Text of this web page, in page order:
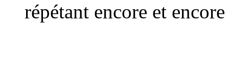
répétant encore et